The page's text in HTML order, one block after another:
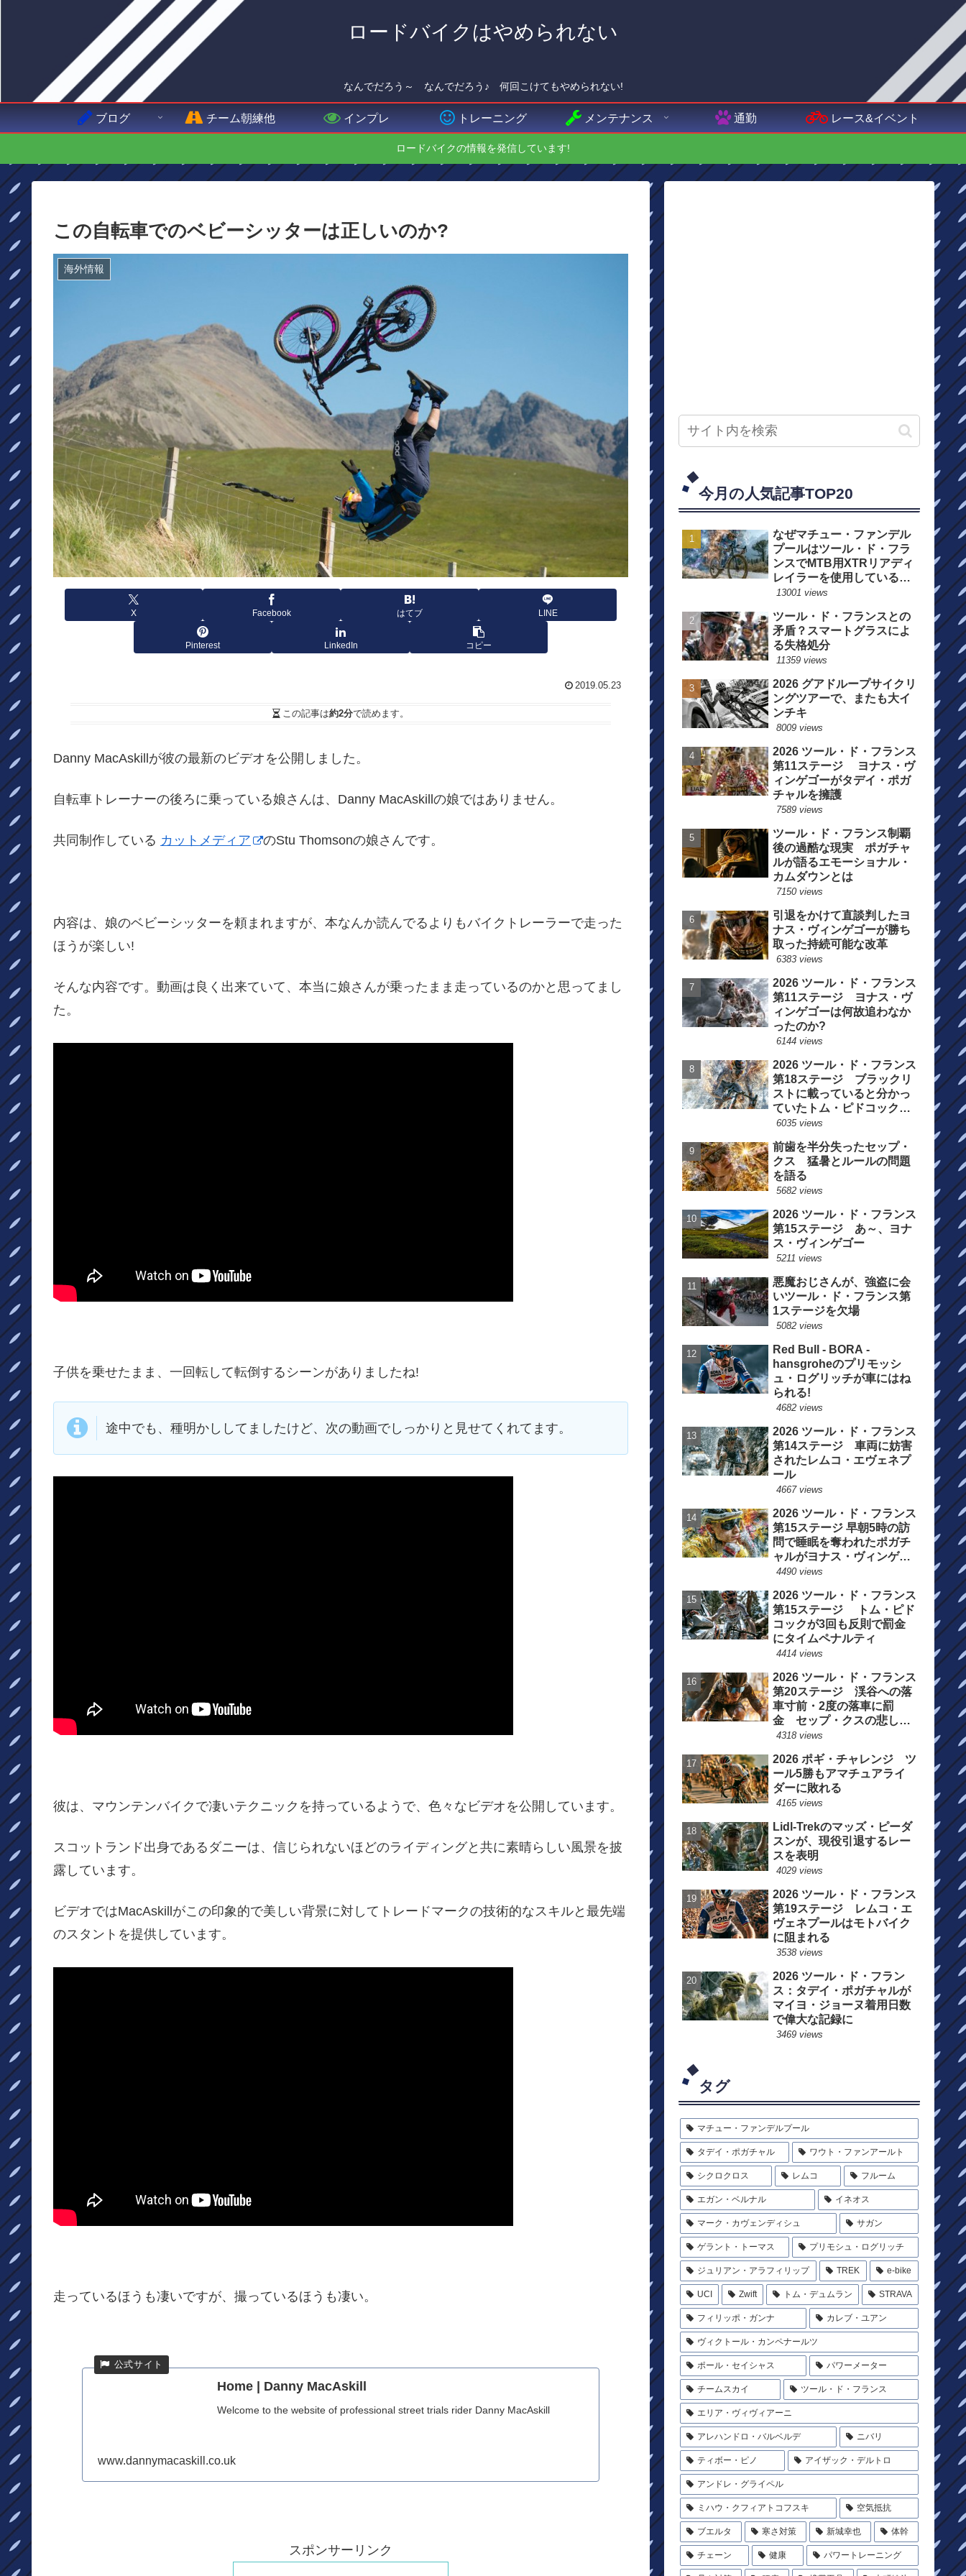
ロードバイクはやめられない
なんでだろう～ なんでだろう♪ 何回こけてもやめられない!
ブログ チーム朝練他 インプレ トレーニング メンテナンス 通勤 レース&イベント
ロードバイクの情報を発信しています!
この自転車でのベビーシッターは正しいのか?
海外情報
X Facebook はてブ LINE
Pinterest LinkedIn コピー
2019.05.23
この記事は約2分で読めます。
Danny MacAskillが彼の最新のビデオを公開しました。
自転車トレーナーの後ろに乗っている娘さんは、 Danny MacAskill の娘ではありません。
共同制作している カットメディア のStu Thomsonの娘さんです。
内容は、娘のベビーシッターを頼まれますが、本なんか読んでるよりもバイクトレーラーで走った
ほうが楽しい!
そんな内容です。動画は良く出来ていて、本当に娘さんが乗ったまま走っているのかと思ってまし
た。
子供を乗せたまま、一回転して転倒するシーンがありましたね!
途中でも、種明かししてましたけど、次の動画でしっかりと見せてくれてます。
彼は、マウンテンバイクで凄いテクニックを持っているようで、色々なビデオを公開しています。
スコットランド出身であるダニーは、信じられないほどのライディングと共に素晴らしい風景を披
露しています。
ビデオではMacAskillがこの印象的で美しい背景に対してトレードマークの技術的なスキルと最先端
のスタントを提供しています。
走っているほうも凄いですが、撮っているほうも凄い。
Home | Danny MacAskill
Welcome to the website of professional street trials rider Danny MacAskill
www.dannymacaskill.co.uk
スポンサーリンク
今月の人気記事TOP20
なぜマチュー・ファンデル
プールはツール・ド・フラ
ンスでMTB用XTRリアディ
レイラーを使用しているの
か？
13001 views
ツール・ド・フランスとの
矛盾？スマートグラスによ
る失格処分
11359 views
2026 グアドループサイクリ
ングツアーで、またも大イ
ンチキ
8009 views
2026 ツール・ド・フランス
第11ステージ ヨナス・ヴ
ィンゲゴーがタデイ・ポガ
チャルを擁護
7589 views
ツール・ド・フランス制覇
後の過酷な現実 ポガチャ
ルが語るエモーショナル・
カムダウンとは
7150 views
引退をかけて直談判したヨ
ナス・ヴィンゲゴーが勝ち
取った持続可能な改革
6383 views
2026 ツール・ド・フランス
第11ステージ ヨナス・ヴ
ィンゲゴーは何故追わなか
ったのか?
6144 views
2026 ツール・ド・フランス
第18ステージ ブラックリ
ストに載っていると分かっ
ていたトム・ピドコックは
総合順位死守に
6035 views
前歯を半分失ったセップ・
クス 猛暑とルールの問題
を語る
5682 views
2026 ツール・ド・フランス
第15ステージ あ～、ヨナ
ス・ヴィンゲゴー
5211 views
悪魔おじさんが、強盗に会
いツール・ド・フランス第
1ステージを欠場
5082 views
Red Bull - BORA -
hansgroheのプリモッシ
ュ・ログリッチが車にはね
られる!
4682 views
2026 ツール・ド・フランス
第14ステージ 車両に妨害
されたレムコ・エヴェネプ
ール
4667 views
2026 ツール・ド・フランス
第15ステージ 早朝5時の訪
問で睡眠を奪われたポガチ
ャルがヨナス・ヴィンゲゴ
ーの離脱を惜しむ
4490 views
2026 ツール・ド・フランス
第15ステージ トム・ピド
コックが3回も反則で罰金
にタイムペナルティ
4414 views
2026 ツール・ド・フランス
第20ステージ 渓谷への落
車寸前・2度の落車に罰
金 セップ・クスの悲しい
一日
4318 views
2026 ポギ・チャレンジ ツ
ール5勝もアマチュアライ
ダーに敗れる
4165 views
Lidl-Trekのマッズ・ピーダ
スンが、現役引退するレー
スを表明
4029 views
2026 ツール・ド・フランス
第19ステージ レムコ・エ
ヴェネプールはモトバイク
に阻まれる
3538 views
2026 ツール・ド・フラン
ス：タデイ・ポガチャルが
マイヨ・ジョーヌ着用日数
で偉大な記録に
3469 views
タグ
マチュー・ファンデルプール
タデイ・ポガチャル ワウト・ファンアールト
シクロクロス レムコ フルーム
エガン・ベルナル イネオス
マーク・カヴェンディシュ サガン
ゲラント・トーマス プリモシュ・ログリッチ
ジュリアン・アラフィリップ TREK e-bike
UCI Zwift トム・デュムラン STRAVA
フィリッポ・ガンナ カレブ・ユアン
ヴィクトール・カンペナールツ
ポール・セイシャス パワーメーター
チームスカイ ツール・ド・フランス
エリア・ヴィヴィアーニ
アレハンドロ・バルベルデ ニバリ
ティボー・ピノ アイザック・デルトロ
アンドレ・グライペル
ミハウ・クフィアトコフスキ 空気抵抗
ブエルタ 寒さ対策 新城幸也 体幹
チェーン 健康 パワートレーニング